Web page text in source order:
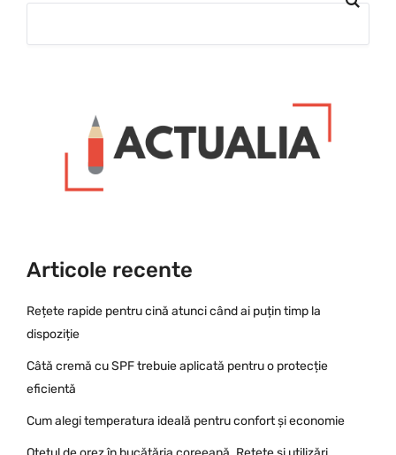
Articole recente
Rețete rapide pentru cină atunci când ai puțin timp la
dispoziție
Câtă cremă cu SPF trebuie aplicată pentru o protecție
eficientă
Cum alegi temperatura ideală pentru confort și economie